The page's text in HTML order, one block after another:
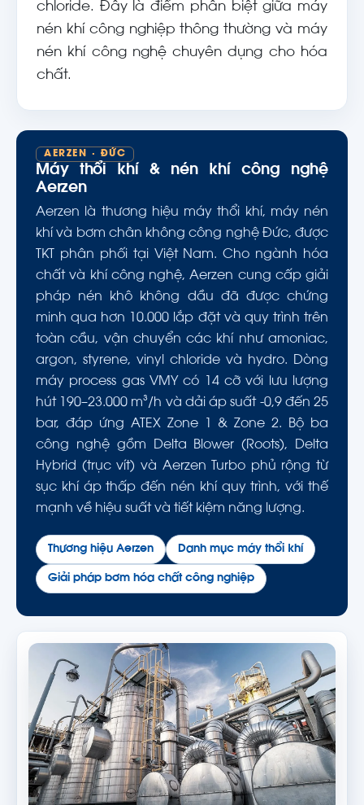
chloride. Đây là điểm phân biệt giữa máy
nén khí công nghiệp thông thường và máy
nén khí công nghệ chuyên dụng cho hóa
chất.
AERZEN · ĐỨC
Máy thổi khí & nén khí công nghệ
Aerzen
Aerzen là thương hiệu máy thổi khí, máy nén
khí và bơm chân không công nghệ Đức, được
TKT phân phối tại Việt Nam. Cho ngành hóa
chất và khí công nghệ, Aerzen cung cấp giải
pháp nén khô không dầu đã được chứng
minh qua hơn 10.000 lắp đặt và quy trình trên
toàn cầu, vận chuyển các khí như amoniac,
argon, styrene, vinyl chloride và hydro. Dòng
máy process gas VMY có 14 cỡ với lưu lượng
hút 190–23.000 m³/h và dải áp suất -0,9 đến 25
bar, đáp ứng ATEX Zone 1 & Zone 2. Bộ ba
công nghệ gồm Delta Blower (Roots), Delta
Hybrid (trục vít) và Aerzen Turbo phủ rộng từ
sục khí áp thấp đến nén khí quy trình, với thế
mạnh về hiệu suất và tiết kiệm năng lượng.
Thương hiệu Aerzen Danh mục máy thổi khí
Giải pháp bơm hóa chất công nghiệp